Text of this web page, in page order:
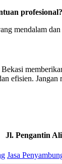
profesional?
mendalam
efisien.
Jl. Pengantin
Jasa